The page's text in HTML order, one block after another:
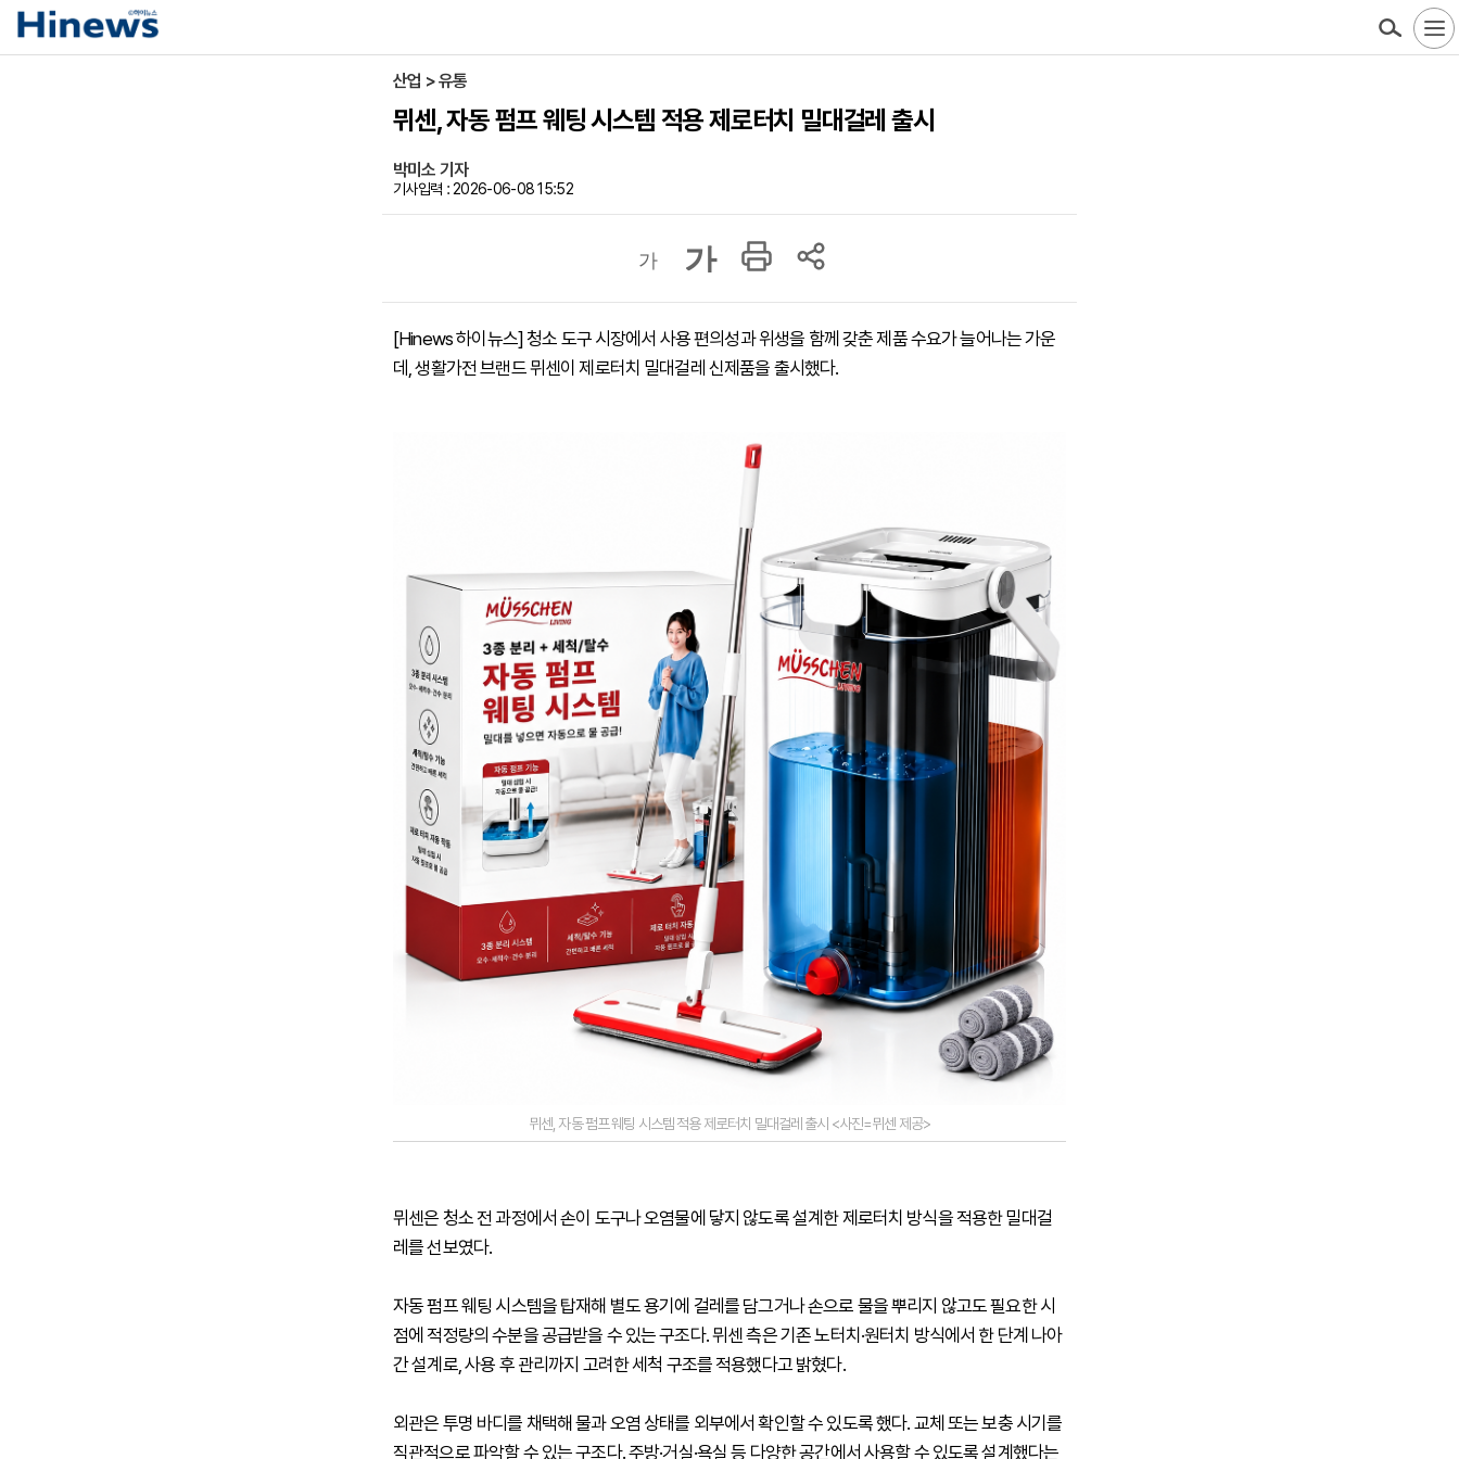
산업 > 유통
뮈센, 자동 펌프 웨팅 시스템 적용 제로터치 밀대걸레 출시
박미소 기자
기사입력 : 2026-06-08 15:52
가 가
[Hinews 하이뉴스] 청소 도구 시장에서 사용 편의성과 위생을 함께 갖춘 제품 수요가 늘어나는 가운
데, 생활가전 브랜드 뮈센이 제로터치 밀대걸레 신제품을 출시했다.
뮈센, 자동 펌프 웨팅 시스템 적용 제로터치 밀대걸레 출시 <사진=뮈센 제공>
뮈센은 청소 전 과정에서 손이 도구나 오염물에 닿지 않도록 설계한 제로터치 방식을 적용한 밀대걸
레를 선보였다.
자동 펌프 웨팅 시스템을 탑재해 별도 용기에 걸레를 담그거나 손으로 물을 뿌리지 않고도 필요한 시
점에 적정량의 수분을 공급받을 수 있는 구조다. 뮈센 측은 기존 노터치·원터치 방식에서 한 단계 나아
간 설계로, 사용 후 관리까지 고려한 세척 구조를 적용했다고 밝혔다.
외관은 투명 바디를 채택해 물과 오염 상태를 외부에서 확인할 수 있도록 했다. 교체 또는 보충 시기를
직관적으로 파악할 수 있는 구조다. 주방·거실·욕실 등 다양한 공간에서 사용할 수 있도록 설계했다는